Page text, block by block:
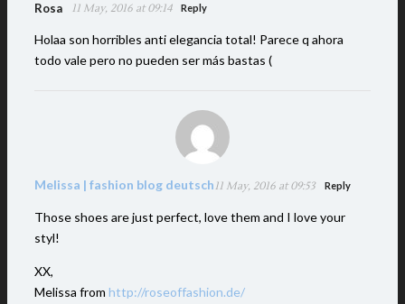
Rosa 11 May, 2016 at 09:14 Reply
Holaa son horribles anti elegancia total! Parece q ahora
todo vale pero no pueden ser más bastas (
Melissa | fashion blog deutsch11 May, 2016 at 09:53 Reply
Those shoes are just perfect, love them and I love your
styl!
XX,
Melissa from http://roseoffashion.de/